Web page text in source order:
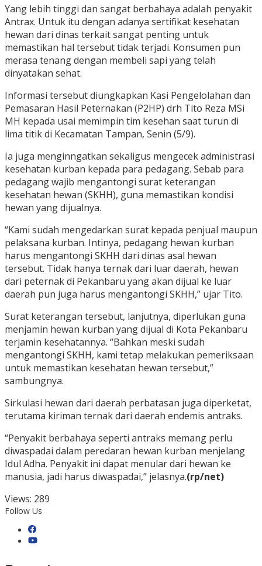
Yang lebih tinggi dan sangat berbahaya adalah penyakit
Antrax. Untuk itu dengan adanya sertifikat kesehatan
hewan dari dinas terkait sangat penting untuk
memastikan hal tersebut tidak terjadi. Konsumen pun
merasa tenang dengan membeli sapi yang telah
dinyatakan sehat.
Informasi tersebut diungkapkan Kasi Pengelolahan dan
Pemasaran Hasil Peternakan (P2HP) drh Tito Reza MSi
MH kepada usai memimpin tim kesehan saat turun di
lima titik di Kecamatan Tampan, Senin (5/9).
Ia juga menginngatkan sekaligus mengecek administrasi
kesehatan kurban kepada para pedagang. Sebab para
pedagang wajib mengantongi surat keterangan
kesehatan hewan (SKHH), guna memastikan kondisi
hewan yang dijualnya.
“Kami sudah mengedarkan surat kepada penjual maupun
pelaksana kurban. Intinya, pedagang hewan kurban
harus mengantongi SKHH dari dinas asal hewan
tersebut. Tidak hanya ternak dari luar daerah, hewan
dari peternak di Pekanbaru yang akan dijual ke luar
daerah pun juga harus mengantongi SKHH,” ujar Tito.
Surat keterangan tersebut, lanjutnya, diperlukan guna
menjamin hewan kurban yang dijual di Kota Pekanbaru
terjamin kesehatannya. “Bahkan meski sudah
mengantongi SKHH, kami tetap melakukan pemeriksaan
untuk memastikan kesehatan hewan tersebut,”
sambungnya.
Sirkulasi hewan dari daerah perbatasan juga diperketat,
terutama kiriman ternak dari daerah endemis antraks.
“Penyakit berbahaya seperti antraks memang perlu
diwaspadai dalam peredaran hewan kurban menjelang
Idul Adha. Penyakit ini dapat menular dari hewan ke
manusia, jadi harus diwaspadai,” jelasnya.(rp/net)
Views: 289
Follow Us